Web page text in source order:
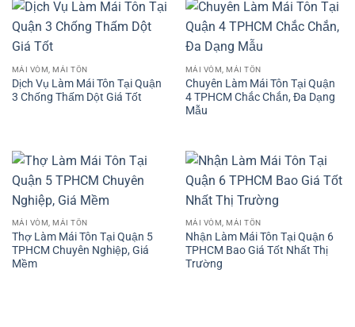
MÁI VÒM, MÁI TÔN
Dịch Vụ Làm Mái Tôn Tại Quận
3 Chống Thấm Dột Giá Tốt
MÁI VÒM, MÁI TÔN
Chuyên Làm Mái Tôn Tại Quận
4 TPHCM Chắc Chắn, Đa Dạng
Mẫu
MÁI VÒM, MÁI TÔN
Thợ Làm Mái Tôn Tại Quận 5
TPHCM Chuyên Nghiệp, Giá
Mềm
MÁI VÒM, MÁI TÔN
Nhận Làm Mái Tôn Tại Quận 6
TPHCM Bao Giá Tốt Nhất Thị
Trường